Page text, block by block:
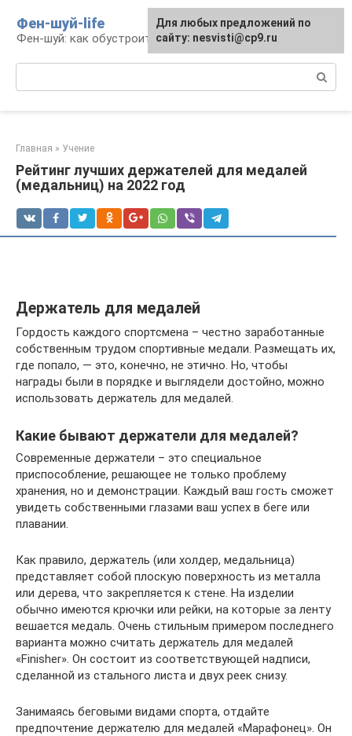
контенту
Фен-шуй-life
Фен-шуй: как обустроить свою жизнь
Главная » Учение
Рейтинг лучших держателей для медалей
(медальниц) на 2022 год
Держатель для медалей
Гордость каждого спортсмена – честно заработанные
собственным трудом спортивные медали. Размещать их,
где попало, — это, конечно, не этично. Но, чтобы
награды были в порядке и выглядели достойно, можно
использовать держатель для медалей.
Какие бывают держатели для медалей?
Современные держатели – это специальное
приспособление, решающее не только проблему
хранения, но и демонстрации. Каждый ваш гость сможет
увидеть собственными глазами ваш успех в беге или
плавании.
Как правило, держатель (или холдер, медальница)
представляет собой плоскую поверхность из металла
или дерева, что закрепляется к стене. На изделии
обычно имеются крючки или рейки, на которые за ленту
вешается медаль. Очень стильным примером последнего
варианта можно считать держатель для медалей
«Finisher». Он состоит из соответствующей надписи,
сделанной из стального листа и двух реек снизу.
Занимаясь беговыми видами спорта, отдайте
предпочтение держателю для медалей «Марафонец». Он
Для любых предложений по
сайту: nesvisti@cp9.ru